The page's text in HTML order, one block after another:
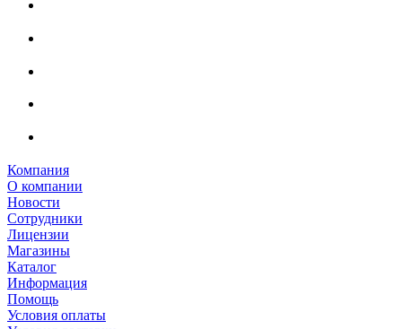
Компания
О компании
Новости
Сотрудники
Лицензии
Магазины
Каталог
Информация
Помощь
Условия оплаты